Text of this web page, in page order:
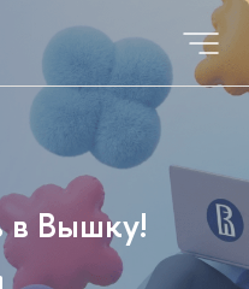
в Вышку!